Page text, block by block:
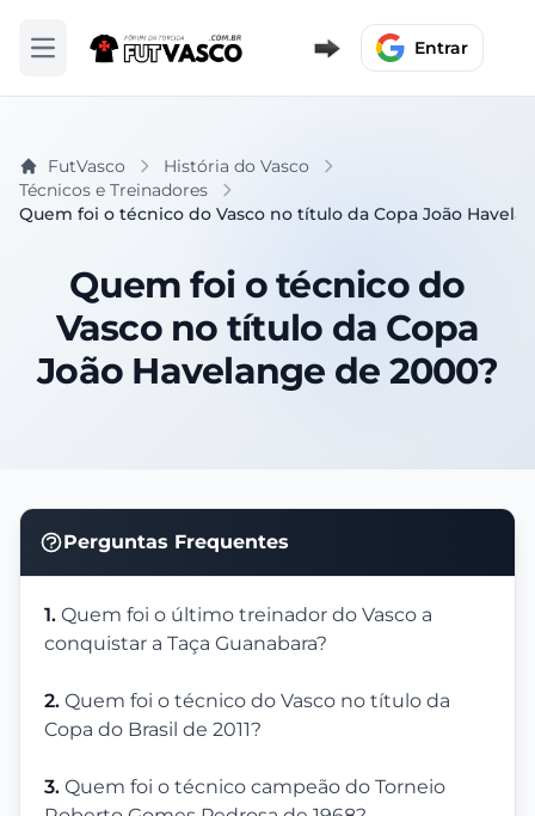
Abrir menu Entrar
FutVasco
História do Vasco
Técnicos e Treinadores
Quem foi o técnico do Vasco no título da Copa João
Quem foi o técnico do
Vasco no título da Copa
João Havelange de 2000?
Perguntas Frequentes
1. Quem foi o último treinador do Vasco a
conquistar a Taça Guanabara?
2. Quem foi o técnico do Vasco no título da
Copa do Brasil de 2011?
3. Quem foi o técnico campeão do Torneio